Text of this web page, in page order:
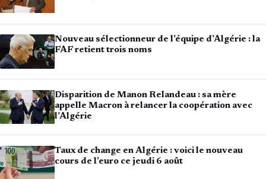
Nouveau sélectionneur de l’équipe d’Algérie : la
FAF retient trois noms
Disparition de Manon Relandeau : sa mère
appelle Macron à relancer la coopération avec
l’Algérie
Taux de change en Algérie : voici le nouveau
cours de l’euro ce jeudi 6 août